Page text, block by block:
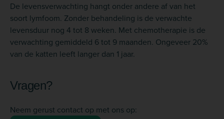
De levensverwachting hangt onder andere af van het
soort lymfoom. Zonder behandeling is de verwachte
levensduur nog 4 tot 8 weken. Met chemotherapie is de
verwachting gemiddeld 6 tot 9 maanden. Ongeveer 20%
van de katten leeft langer dan 1 jaar.
Vragen?
Neem gerust contact op met ons op: